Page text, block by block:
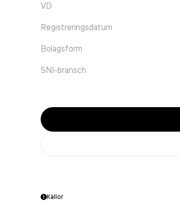
VD
Registreringsdatum
Bolagsform
SNI-bransch
Källor